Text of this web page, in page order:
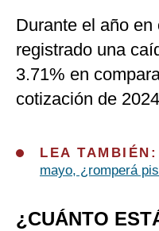
Durante el año
registrado una
3.71% en
cotización de
LEA TAMBIÉN:
mayo, ¿romperá
¿CUÁNTO